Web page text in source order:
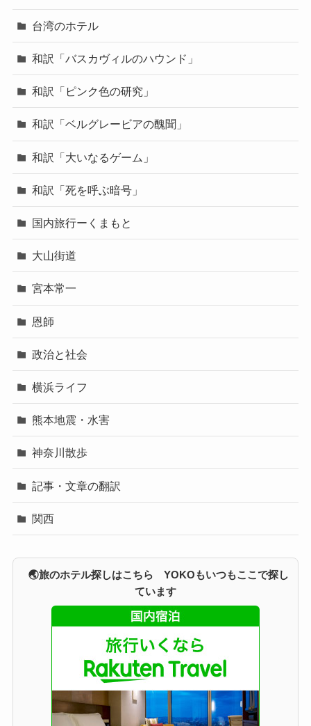
台湾のホテル
和訳「バスカヴィルのハウンド」
和訳「ピンク色の研究」
和訳「ベルグレービアの醜聞」
和訳「大いなるゲーム」
和訳「死を呼ぶ暗号」
国内旅行ーくまもと
大山街道
宮本常一
恩師
政治と社会
横浜ライフ
熊本地震・水害
神奈川散歩
記事・文章の翻訳
関西
🌏旅のホテル探しはこちら YOKOもいつもここで探し
ています